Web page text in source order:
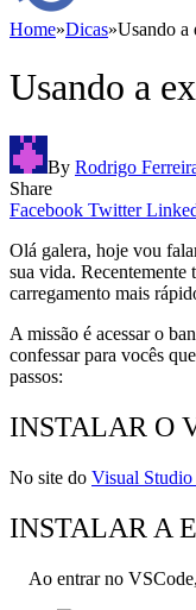
Home»Dicas»Usando a
Usando a
By Rodrigo
Share
Facebook Twitter
Olá galera, hoje vou
sua vida.
carregamento mais
A missão é acessar o
confessar para vocês
passos:
INSTALAR O
No site do Visual Studio
INSTALAR A
Ao entrar no